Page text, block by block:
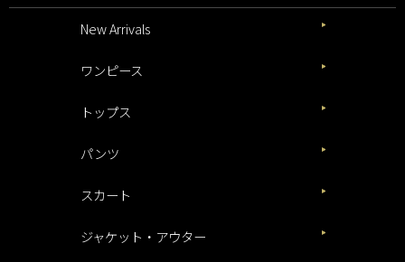
New Arrivals
ワンピース
トップス
パンツ
スカート
ジャケット・アウター